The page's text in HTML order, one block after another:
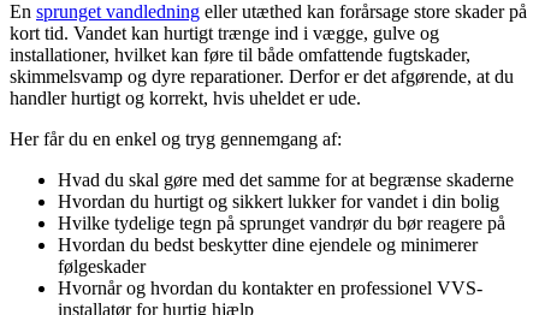
En sprunget vandledning eller utæthed kan forårsage store skader på
kort tid. Vandet kan hurtigt trænge ind i vægge, gulve og
installationer, hvilket kan føre til både omfattende fugtskader,
skimmelsvamp og dyre reparationer. Derfor er det afgørende, at du
handler hurtigt og korrekt, hvis uheldet er ude.
Her får du en enkel og tryg gennemgang af:
Hvad du skal gøre med det samme for at begrænse skaderne
Hvordan du hurtigt og sikkert lukker for vandet i din bolig
Hvilke tydelige tegn på sprunget vandrør du bør reagere på
Hvordan du bedst beskytter dine ejendele og minimerer
følgeskader
Hvornår og hvordan du kontakter en professionel VVS-
installatør for hurtig hjælp